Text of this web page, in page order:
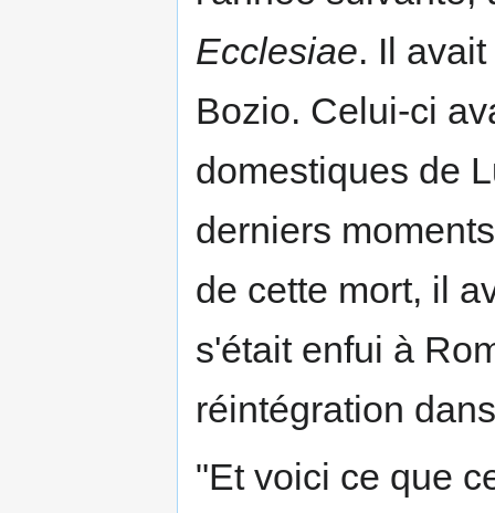
Ecclesiae. Il
Bozio. Celui-ci
domestiques de
derniers
de cette mort, il
s'était enfui à
réintégration
"Et voici ce que